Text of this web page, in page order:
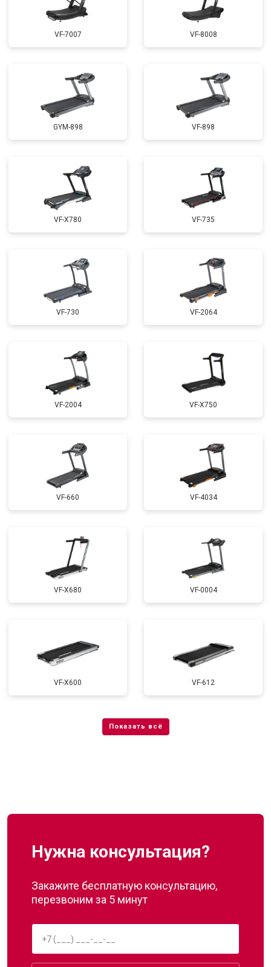
VF-7007 VF-8008
GYM-898 VF-898
VF-X780 VF-735
VF-730 VF-2064
VF-2004 VF-X750
VF-660 VF-4034
VF-X680 VF-0004
VF-X600 VF-612
Нужна консультация?
Закажите бесплатную консультацию,
перезвоним за 5 минут